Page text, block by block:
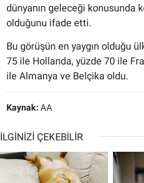
dünyanın geleceği konusunda
olduğunu ifade etti.
Bu görüşün en yaygın olduğu
75 ile Hollanda, yüzde 70 ile
ile Almanya ve Belçika oldu.
Kaynak: AA